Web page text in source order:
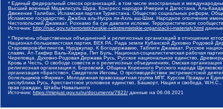
* Единый федеральный список организаций, в том числе иностранных и
Высший военный Маджлисуль Шура, Конгресс народов Ичкерии и Дагестана, Аль-
Движение Талибан, Исламская партия Туркестана, Общество социальных реформ,
Исламское государство, Джабха аль-Нусра ли-Ахль аш-Шам, Народное ополчение
Чистопольский Джамаат, Рохнамо ба суи давлати исломи, Террористическое
Источник: http://nac.gov.ru/terroristicheskie-i-ekstremistskie-organizacii-i-materialy.html
* Перечень общественных объединений и религиозных организаций в отношении
Национал-большевистская партия, ВЕК РА, Рада земли Кубанской Духовно Родовой
Староверов-Инглингов, Нурджулар, К Богодержавию, Таблиги Джамаат, Русское
славян, Ат-Такфир Валь-Хиджра, Пит Буль, Национал-социалистическая рабочая
Череповца, Духовно-Родовая Держава Русь, Русское национальное единство,
Кровь и Честь, О свободе совести и о религиозных объединениях, Омская
религиозная организация п. Боровский, Община Коренного Русского народа
организация «Братство», Свидетели Иеговы, О противодействии экстремистской
болельщиков «Фирма», Молодежная правозащитная группа МПГ, Курсом Правды и
республика Русь, Арестантское уголовное единство, Башкорт, Нация и свобода,
прав граждан, Штабы Навального
Источник: https://minjust.gov.ru/ru/documents/7822/ данные на 06.08.2021